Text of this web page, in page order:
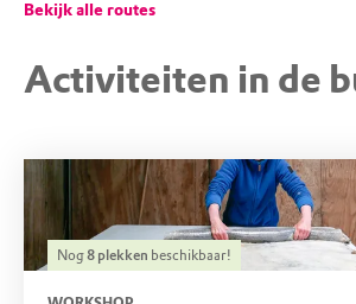
Bekijk alle routes
Activiteiten in de
Nog8 plekken beschikbaar!